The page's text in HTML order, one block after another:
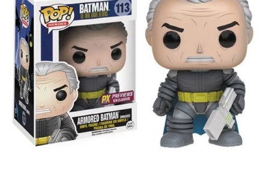
текстовый отзыв или 100₽ за отзыв с фото.
Скидка за отзыв
на Яндекс.Маркете 150₽
Оставьте отзыв (не менее 50 символов) о товаре
через системуЯндекс.Маркет
с обязательным
указанием номера и даты заказа в нашем магазине
и получите купон на скидку 150₽
...уже сейчас